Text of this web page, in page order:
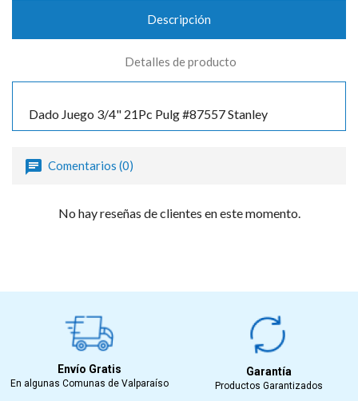
Descripción
Detalles de producto
Dado Juego 3/4" 21Pc Pulg #87557 Stanley
Comentarios (0)
No hay reseñas de clientes en este momento.
Envío Gratis
En algunas Comunas de Valparaíso
Garantía
Productos Garantizados